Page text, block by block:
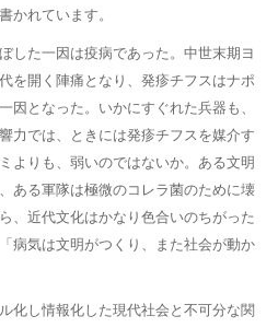
かれています。
した一因は疫病であった。中世末期ヨ
を開く陣痛となり、発疹チフスはナポ
因となった。いかにすぐれた兵器も、
力では、ときには発疹チフスを媒介す
よりも、弱いのではないか。ある文明
ある軍隊は極微のコレラ菌のために壊
、近代文化はかなり色合いのちがった
病気は文明がつくり、また社会が動か
化し情報化した現代社会と不可分な関